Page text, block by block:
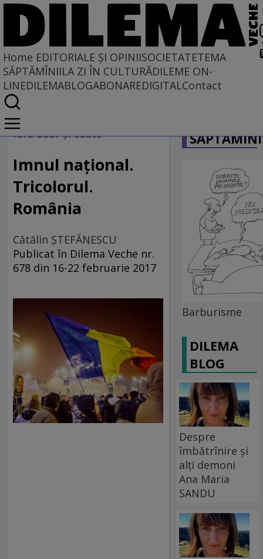
Home EDITORIALE ȘI OPINIISOCIETATETEMA
SĂPTĂMÎNIILA ZI ÎN CULTURĂDILEME ON-
LINEDILEMABLOGABONAREDIGITALContact
Home
EDITORIALE ȘI OPINII
TÎLC SHOW
fără doar şi coate
Imnul naţional.
Tricolorul.
România
Cătălin ŞTEFĂNESCU
Publicat în Dilema Veche nr.
678 din 16-22 februarie 2017
Barburisme
DILEMA
BLOG
Despre
îmbătrînire și
alți demoni
Ana Maria
SANDU